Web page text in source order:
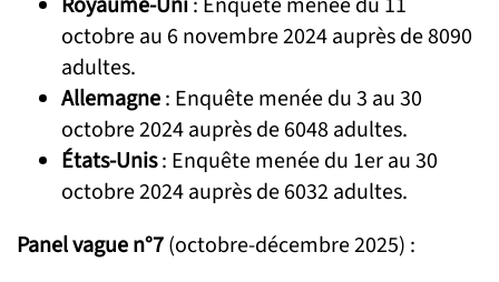
octobre au 6 novembre 2024 auprès de 8090
adultes.
Allemagne: Enquête menée du 3 au 30
octobre 2024 auprès de 6048 adultes.
États-Unis: Enquête menée du 1er au 30
octobre 2024 auprès de 6032 adultes.
Panel vague n°7(octobre-décembre 2025) :